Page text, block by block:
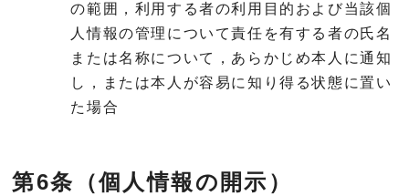
の範囲，利用する者の利用目的および当該個
人情報の管理について責任を有する者の氏名
または名称について，あらかじめ本人に通知
し，または本人が容易に知り得る状態に置い
た場合
第6条（個人情報の開示）